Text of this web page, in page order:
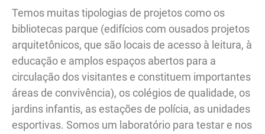
Temos muitas tipologias de projetos como os
bibliotecas parque (edifícios com ousados projetos
arquitetônicos, que são locais de acesso à leitura, à
educação e amplos espaços abertos para a
circulação dos visitantes e constituem importantes
áreas de convivência), os colégios de qualidade, os
jardins infantis, as estações de polícia, as unidades
esportivas. Somos um laboratório para testar e nos